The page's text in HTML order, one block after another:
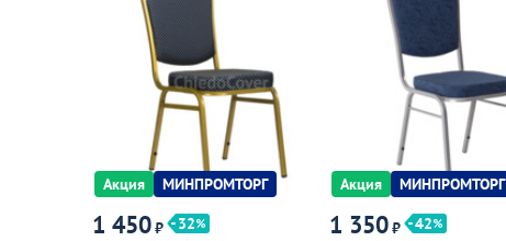
Акция МИНПРОМТОРГ
1 450₽
32
Акция МИНПРОМТОРГ
1 350₽
42